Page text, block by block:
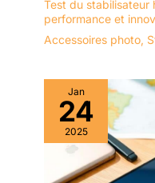
Test du stabilisateur
performance et
Accessoires photo,
Jan
24
2025